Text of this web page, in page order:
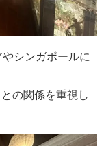
シンガポールに
の関係を重視し